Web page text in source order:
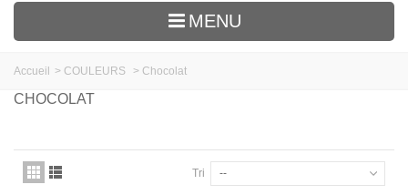
MENU
Accueil > COULEURS > Chocolat
CHOCOLAT
Tri --